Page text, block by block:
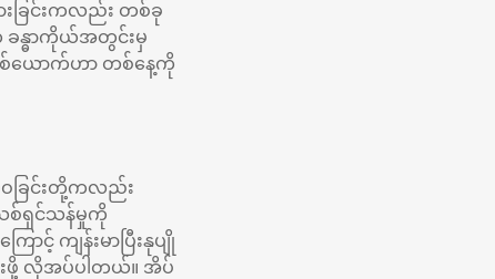
ခြင်းကလည်း တစ်ခု
န္ဓာကိုယ်အတွင်းမှ
ယောက်ဟာ တစ်နေ့ကို
ဝခြင်းတို့ကလည်း
စ်ရှင်သန်မှုကို
ကျန်းမာပြီးနုပျို
ဖို့ လိုအပ်ပါတယ်။ အိပ်